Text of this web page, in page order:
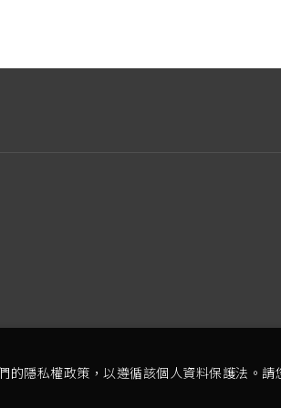
的隱私權政策，以遵循該個人資料保護法。請